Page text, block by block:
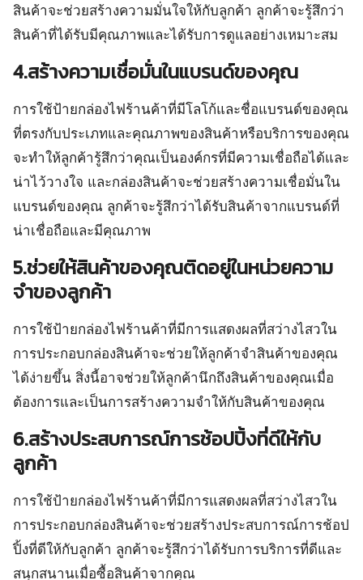
สินค้าจะช่วยสร้างความมั่นใจให้กับลูกค้า ลูกค้าจะรู้สึกว่า
สินค้าที่ได้รับมีคุณภาพและได้รับการดูแลอย่างเหมาะสม
4.สร้างความเชื่อมั่นในแบรนด์ของคุณ
การใช้ป้ายกล่องไฟร้านค้าที่มีโลโก้และชื่อแบรนด์ของคุณ
ที่ตรงกับประเภทและคุณภาพของสินค้าหรือบริการของคุณ
จะทำให้ลูกค้ารู้สึกว่าคุณเป็นองค์กรที่มีความเชื่อถือได้และ
น่าไว้วางใจ และกล่องสินค้าจะช่วยสร้างความเชื่อมั่นใน
แบรนด์ของคุณ ลูกค้าจะรู้สึกว่าได้รับสินค้าจากแบรนด์ที่
น่าเชื่อถือและมีคุณภาพ
5.ช่วยให้สินค้าของคุณติดอยู่ในหน่วยความ
จำของลูกค้า
การใช้ป้ายกล่องไฟร้านค้าที่มีการแสดงผลที่สว่างไสวใน
การประกอบกล่องสินค้าจะช่วยให้ลูกค้าจำสินค้าของคุณ
ได้ง่ายขึ้น สิ่งนี้อาจช่วยให้ลูกค้านึกถึงสินค้าของคุณเมื่อ
ต้องการและเป็นการสร้างความจำให้กับสินค้าของคุณ
6.สร้างประสบการณ์การช้อปปิ้งที่ดีให้กับ
ลูกค้า
การใช้ป้ายกล่องไฟร้านค้าที่มีการแสดงผลที่สว่างไสวใน
การประกอบกล่องสินค้าจะช่วยสร้างประสบการณ์การช้อป
ปิ้งที่ดีให้กับลูกค้า ลูกค้าจะรู้สึกว่าได้รับการบริการที่ดีและ
สนุกสนานเมื่อซื้อสินค้าจากคุณ